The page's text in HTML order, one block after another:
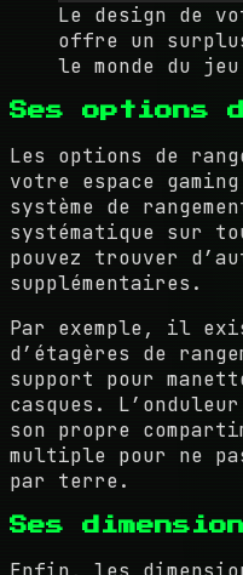
Le design de
offre un
le monde du
Ses options
Les options de
votre espace
système de
systématique sur
pouvez trouver
supplémentaires.
Par exemple, il
d’étagères de
support pour
casques.
son propre
multiple pour ne
par terre.
Ses